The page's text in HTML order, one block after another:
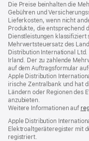
Die Preise beinhalten die
Gebühren und
Lieferkosten, wenn nicht
Produkte, die entsprechend
Dienstleistungen
Mehrwertsteuersatz des
Distribution International
Irland. Der zu zahlende
auf dem Auftragsformular
Apple Distribution
irische Zentralbank und hat
Ländern oder Regionen des
anzubieten.
Weitere Informationen auf
Apple Distribution
Elektroaltgeräteregister mit
registriert.